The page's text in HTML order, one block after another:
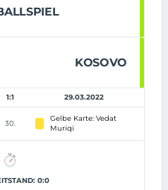
KOSOVO
1:1 29.03.2022
30.
Gelbe Karte: Vedat
Muriqi
0:0